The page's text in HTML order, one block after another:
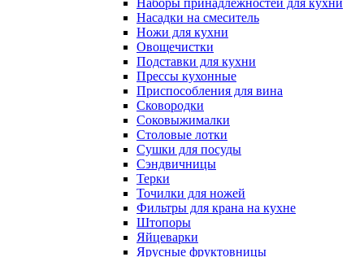
Наборы принадлежностей для кухни
Насадки на смеситель
Ножи для кухни
Овощечистки
Подставки для кухни
Прессы кухонные
Приспособления для вина
Сковородки
Соковыжималки
Столовые лотки
Сушки для посуды
Сэндвичницы
Терки
Точилки для ножей
Фильтры для крана на кухне
Штопоры
Яйцеварки
Ярусные фруктовницы